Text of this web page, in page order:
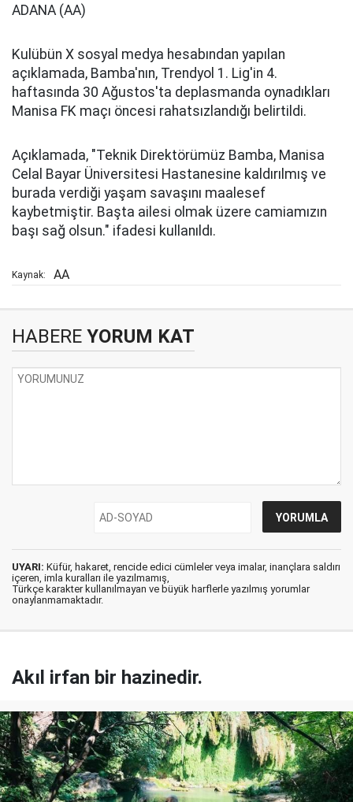
ADANA (AA)
Kulübün X sosyal medya hesabından yapılan
açıklamada, Bamba'nın, Trendyol 1. Lig'in 4.
haftasında 30 Ağustos'ta deplasmanda oynadıkları
Manisa FK maçı öncesi rahatsızlandığı belirtildi.
Açıklamada, "Teknik Direktörümüz Bamba, Manisa
Celal Bayar Üniversitesi Hastanesine kaldırılmış ve
burada verdiği yaşam savaşını maalesef
kaybetmiştir. Başta ailesi olmak üzere camiamızın
başı sağ olsun." ifadesi kullanıldı.
Kaynak: AA
HABERE YORUM KAT
UYARI: Küfür, hakaret, rencide edici cümleler veya imalar, inançlara saldırı
içeren, imla kuralları ile yazılmamış,
Türkçe karakter kullanılmayan ve büyük harflerle yazılmış yorumlar
onaylanmamaktadır.
Akıl irfan bir hazinedir.